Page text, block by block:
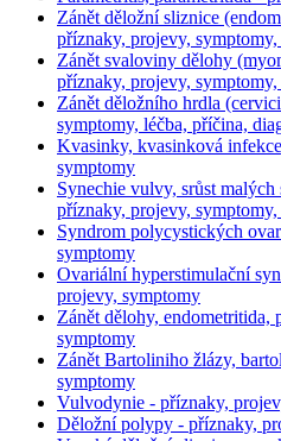
Zánět děložní sliznice
příznaky, projevy,
Zánět svaloviny dělohy
příznaky, projevy,
Zánět děložního hrdla
symptomy, léčba, příčina,
Kvasinky, kvasinková
symptomy
Synechie vulvy, srůst
příznaky, projevy,
Syndrom polycystických
symptomy
Ovariální hyperstimulační
projevy, symptomy
Zánět dělohy, endometritida,
symptomy
Zánět Bartoliniho žlázy,
symptomy
Vulvodynie - příznaky,
Děložní polypy - příznaky,